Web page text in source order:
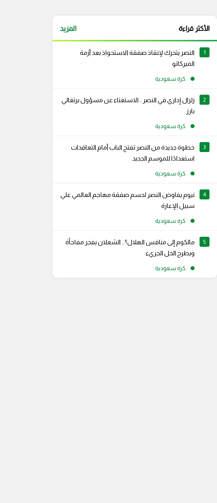
سناب شات
الأكثر قراءة المزيد
1
النصر يتحرك لإنقاذ صفقة الاستحواذ بعد أزمة
الميركاتو
كرة سعودية
2
زلزال إداري في النصر.. الاستغناء عن مسؤول برتغالي
بارز
كرة سعودية
3
خطوة جديدة من النصر تفتح الباب أمام التعاقدات
استعدادًا للموسم الجديد
كرة سعودية
4
نيوم يفاوض النصر لحسم صفقة مهاجم العالمي علي
سبيل الإعارة
كرة سعودية
5
مالكوم إلى منافس الهلال؟.. الشعلان يفجر مفاجأة
ويطرح الحل الجريء
كرة سعودية